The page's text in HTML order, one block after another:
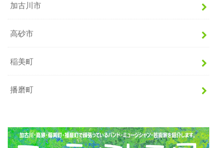
加古川市
高砂市
稲美町
播磨町